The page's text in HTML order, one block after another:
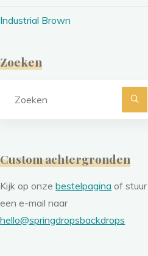
Industrial Brown
Zoeken
Custom achtergronden
Kijk op onzebestelpagina of stuur
een e-mail naar
hello@springdropsbackdrops